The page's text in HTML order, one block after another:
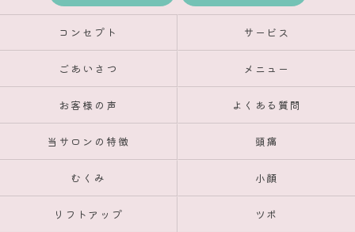
コンセプト サービス
ごあいさつ メニュー
お客様の声 よくある質問
当サロンの特徴 頭痛
むくみ 小顔
リフトアップ ツボ